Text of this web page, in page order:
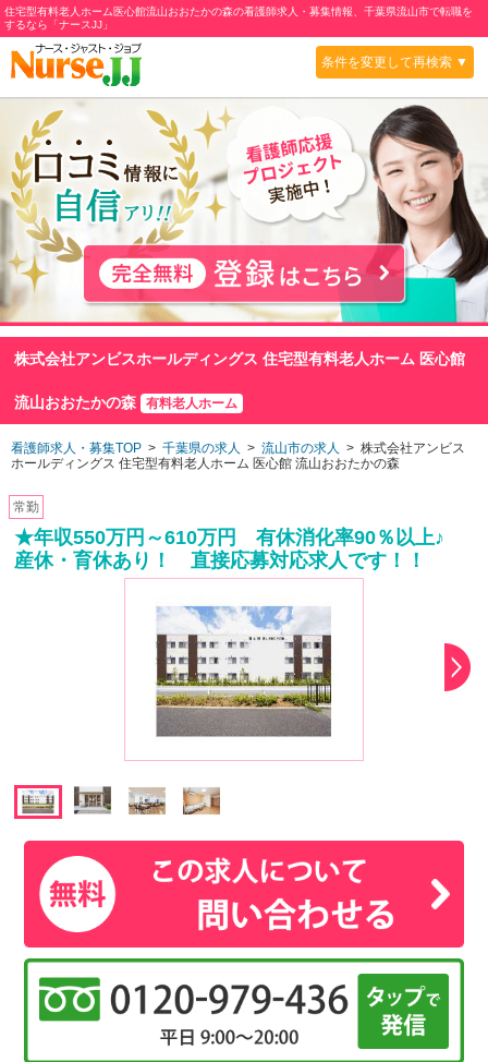
住宅型有料老人ホーム医心館流山おおたかの森の看護師求人・募集情報、千葉県流山市で転職を
するなら「ナースJJ」
条件を変更して再検索 ▼
株式会社アンビスホールディングス 住宅型有料老人ホーム 医心館
流山おおたかの森 有料老人ホーム
看護師求人・募集TOP > 千葉県の求人 > 流山市の求人 > 株式会社アンビス
ホールディングス 住宅型有料老人ホーム 医心館 流山おおたかの森
常勤
★年収550万円～610万円 有休消化率90％以上♪
産休・育休あり！ 直接応募対応求人です！！